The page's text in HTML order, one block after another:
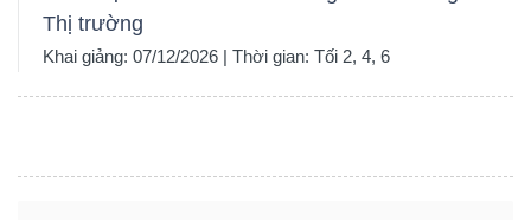
Thị trường
Khai giảng: 07/12/2026 | Thời gian: Tối 2, 4, 6